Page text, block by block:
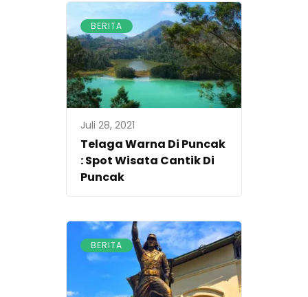
BERITA
Juli 28, 2021
Telaga Warna Di Puncak
: Spot Wisata Cantik Di
Puncak
BERITA